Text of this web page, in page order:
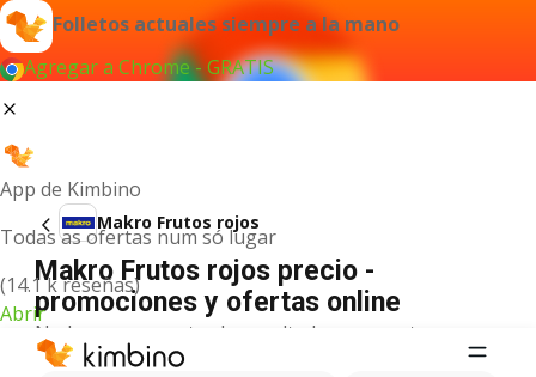
Folletos actuales siempre a la mano
Agregar a Chrome - GRATIS
App de Kimbino
Todas as ofertas num só lugar
(14.1 k reseñas)
Abrir
Makro Frutos rojos
Makro Frutos rojos precio -
promociones y ofertas online
No hemos encontrado resultados para este
término.